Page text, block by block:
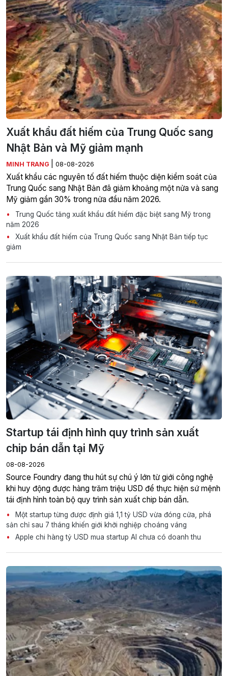
Xuất khẩu đất hiếm của Trung Quốc sang
Nhật Bản và Mỹ giảm mạnh
MINH TRANG 08-08-2026
Xuất khẩu các nguyên tố đất hiếm thuộc diện kiểm soát của
Trung Quốc sang Nhật Bản đã giảm khoảng một nửa và sang
Mỹ giảm gần 30% trong nửa đầu năm 2026.
Trung Quốc tăng xuất khẩu đất hiếm đặc biệt sang Mỹ trong
năm 2026
Xuất khẩu đất hiếm của Trung Quốc sang Nhật Bản tiếp tục
giảm
Startup tái định hình quy trình sản xuất
chip bán dẫn tại Mỹ
08-08-2026
Source Foundry đang thu hút sự chú ý lớn từ giới công nghệ
khi huy động được hàng trăm triệu USD để thực hiện sứ mệnh
tái định hình toàn bộ quy trình sản xuất chip bán dẫn.
Một startup từng được định giá 1,1 tỷ USD vừa đóng cửa, phá
sản chỉ sau 7 tháng khiến giới khởi nghiệp choáng váng
Apple chi hàng tỷ USD mua startup AI chưa có doanh thu